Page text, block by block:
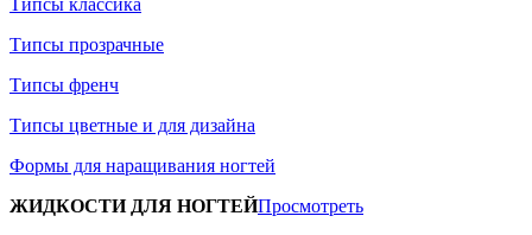
Типсы классика
Типсы прозрачные
Типсы френч
Типсы цветные и для дизайна
Формы для наращивания ногтей
ЖИДКОСТИ ДЛЯ НОГТЕЙПросмотреть